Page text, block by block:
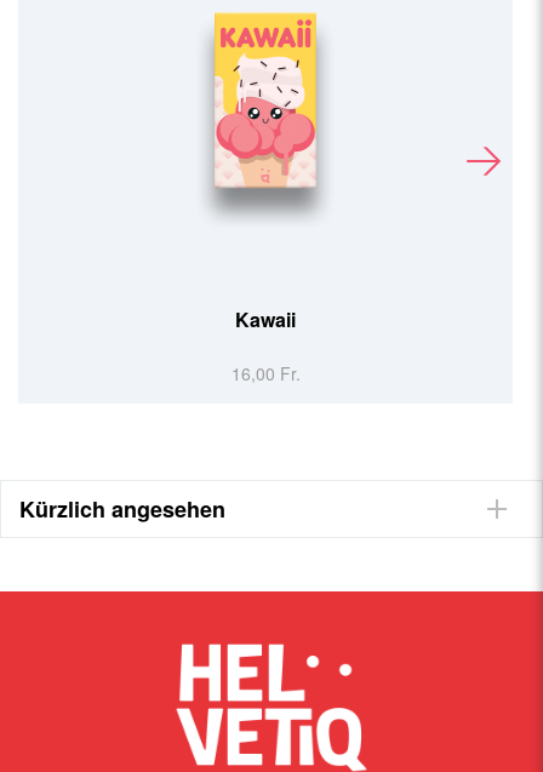
Kawaii
16,00 Fr.
Kürzlich angesehen